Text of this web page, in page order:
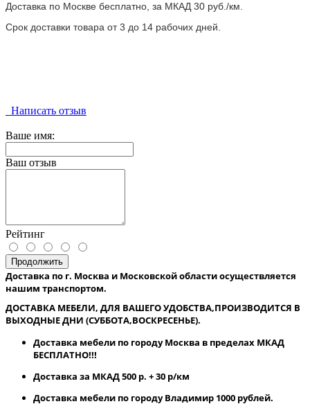
Доставка по Москве бесплатно, за МКАД 30 руб./км.
Срок доставки товара от 3 до 14 рабочих дней.
Написать отзыв
Ваше имя:
Ваш отзыв
Рейтинг
Продолжить
Доставка по г. Москва и Московской области осуществляется
нашим транспортом.
ДОСТАВКА МЕБЕЛИ, ДЛЯ ВАШЕГО УДОБСТВА,ПРОИЗВОДИТСЯ В
ВЫХОДНЫЕ ДНИ (СУББОТА,ВОСКРЕСЕНЬЕ).
Доставка мебели по городу Москва в пределах МКАД
БЕСПЛАТНО!!!
Доставка за МКАД 500 р. + 30 р/км
Доставка мебели по городу Владимир 1000 рублей.